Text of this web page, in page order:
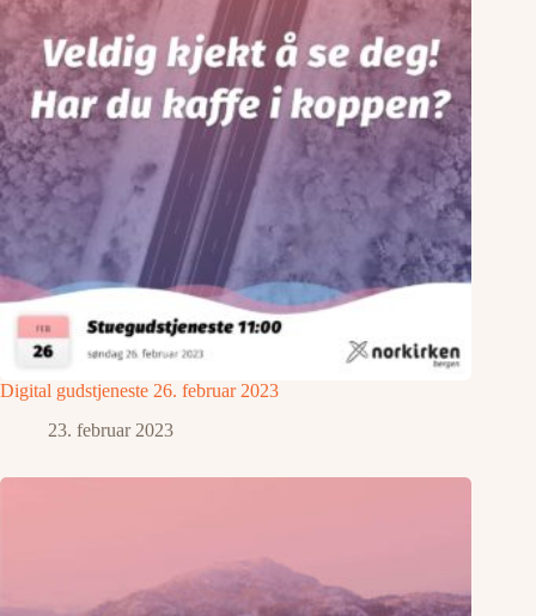
Digital gudstjeneste 26. februar 2023
23. februar 2023